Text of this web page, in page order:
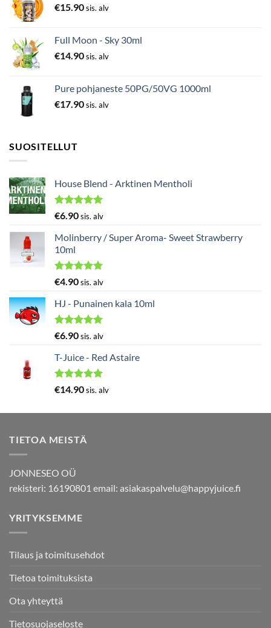
€15.90sis. alv
Full Moon - Sky 30ml
€14.90sis. alv
Pure pohjaneste 50PG/50VG 1000ml
€17.90sis. alv
SUOSITELLUT
House Blend - Arktinen Mentholi
Arvostelu
5.00/ 5
€6.90sis. alv
Molinberry / Super Aroma- Sweet Strawberry
10ml
Arvostelu
5.00
/ 5
€4.90sis. alv
HJ - Punainen kala 10ml
Arvostelu
5.00
/ 5
€6.90sis. alv
T-Juice - Red Astaire
Arvostelu
€14.90sis. alv
TIETOA MEISTÄ
JONNESEO OÜ
rekisteri: 16190801 email: asiakaspalvelu@happyjuice.fi
YRITYKSEMME
Tilaus ja toimitusehdot
Tietoa toimituksista
Ota yhteyttä
Tietosuojaseloste